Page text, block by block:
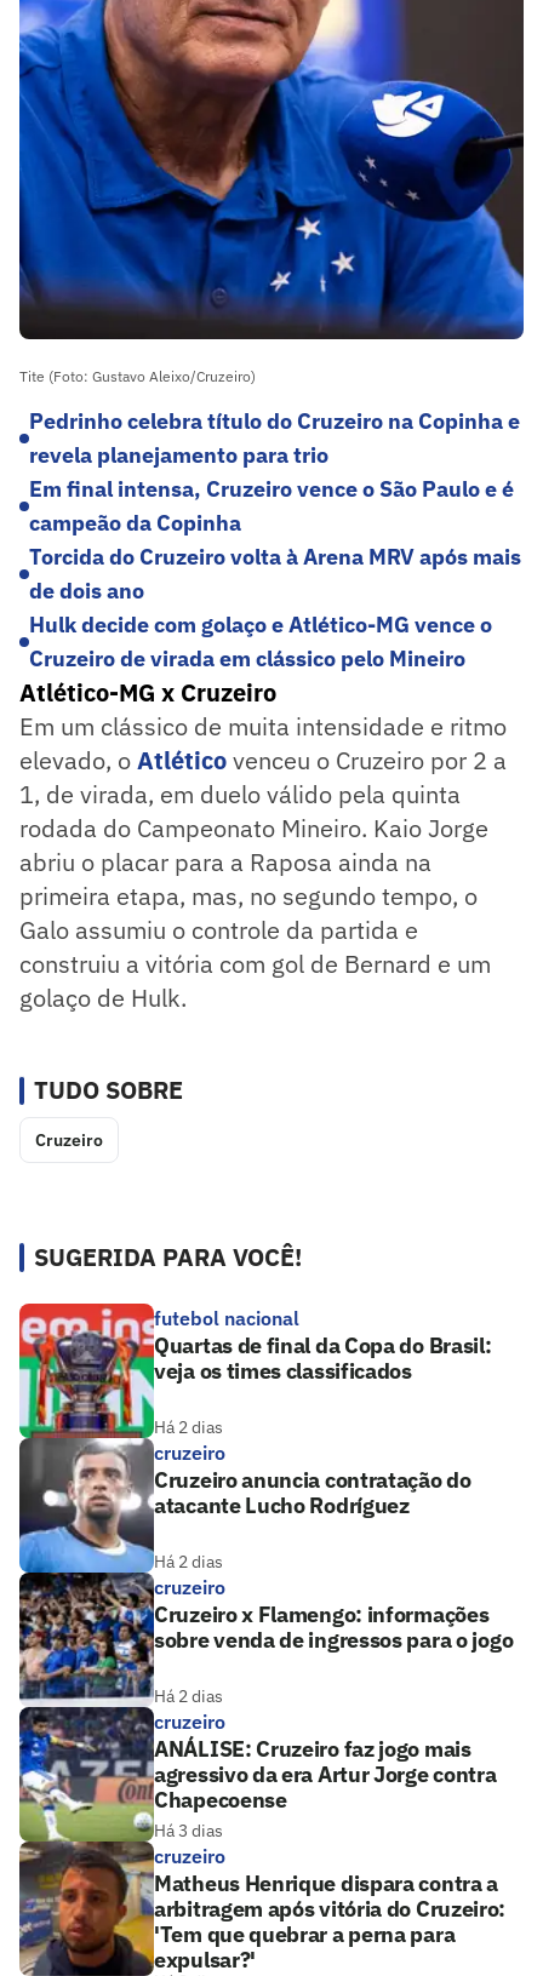
Tite (Foto: Gustavo Aleixo/Cruzeiro)
Pedrinho celebra título do Cruzeiro na Copinha e
revela planejamento para trio
Em final intensa, Cruzeiro vence o São Paulo e é
campeão da Copinha
Torcida do Cruzeiro volta à Arena MRV após mais
de dois ano
Hulk decide com golaço e Atlético-MG vence o
Cruzeiro de virada em clássico pelo Mineiro
Atlético-MG x Cruzeiro
Em um clássico de muita intensidade e ritmo
elevado, oAtléticovenceu o Cruzeiro por 2 a
1, de virada, em duelo válido pela quinta
rodada do Campeonato Mineiro. Kaio Jorge
abriu o placar para a Raposa ainda na
primeira etapa, mas, no segundo tempo, o
Galo assumiu o controle da partida e
construiu a vitória com gol de Bernard e um
golaço de Hulk.
TUDO SOBRE
Cruzeiro
SUGERIDA PARA VOCÊ!
futebol nacional
Quartas de final da Copa do Brasil:
veja os times classificados
Há 2 dias
cruzeiro
Cruzeiro anuncia contratação do
atacante Lucho Rodríguez
Há 2 dias
cruzeiro
Cruzeiro x Flamengo: informações
sobre venda de ingressos para o jogo
Há 2 dias
cruzeiro
ANÁLISE: Cruzeiro faz jogo mais
agressivo da era Artur Jorge contra
Chapecoense
Há 3 dias
cruzeiro
Matheus Henrique dispara contra a
arbitragem após vitória do Cruzeiro:
'Tem que quebrar a perna para
expulsar?'